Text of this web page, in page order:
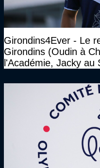
Girondins4Ever - Le
Girondins (Oudin à
l'Académie, Jacky au